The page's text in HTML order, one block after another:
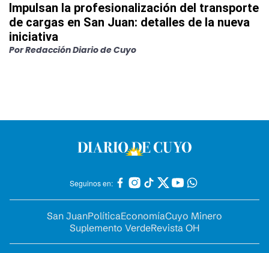
Impulsan la profesionalización del transporte
de cargas en San Juan: detalles de la nueva
iniciativa
PorRedacción Diario de Cuyo
Seguinos en:
San JuanPolíticaEconomíaCuyo Minero
Suplemento VerdeRevista OH